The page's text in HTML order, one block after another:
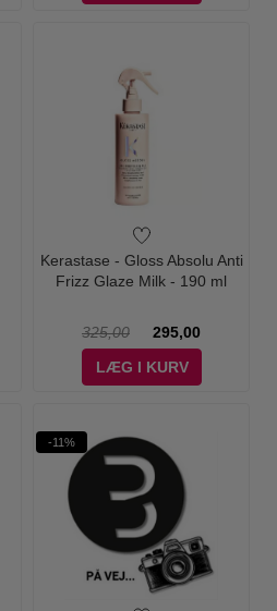
Kerastase - Gloss Absolu Anti
Frizz Glaze Milk - 190 ml
325,00
295,00
LÆG I KURV
-11%